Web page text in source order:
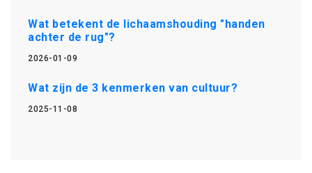
Wat betekent de lichaamshouding "handen
achter de rug"?
2026-01-09
Wat zijn de 3 kenmerken van cultuur?
2025-11-08